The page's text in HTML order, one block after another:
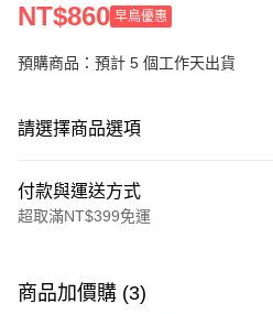
NT$860 早鳥優惠
預購商品：預計 5 個工作天出貨
請選擇商品選項
付款與運送方式
超取滿NT$399免運
信用卡一次付款
商品加價購 (3)